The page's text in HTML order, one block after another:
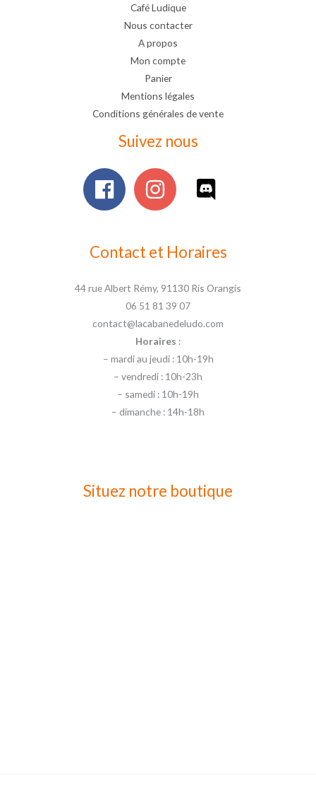
Café Ludique
Nous contacter
A propos
Mon compte
Panier
Mentions légales
Conditions générales de vente
Suivez nous
Contact et Horaires
44 rue Albert Rémy, 91130 Ris Orangis
06 51 81 39 07
contact@lacabanedeludo.com
Horaires :
– mardi au jeudi : 10h-19h
– vendredi : 10h-23h
– samedi : 10h-19h
– dimanche : 14h-18h
Situez notre boutique